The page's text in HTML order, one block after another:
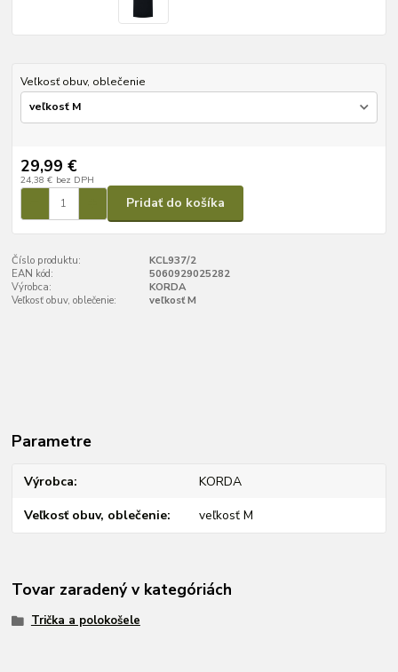
Veľkosť obuv, oblečenie
29,99 €
24,38 € bez DPH
Pridať do košíka
Číslo produktu:
KCL937/2
EAN kód:
5060929025282
Výrobca:
KORDA
Veľkosť obuv, oblečenie:
veľkosť M
Parametre
Výrobca KORDA
Veľkosť obuv, oblečenie veľkosť M
Tovar zaradený v kategóriách
Trička a polokošele